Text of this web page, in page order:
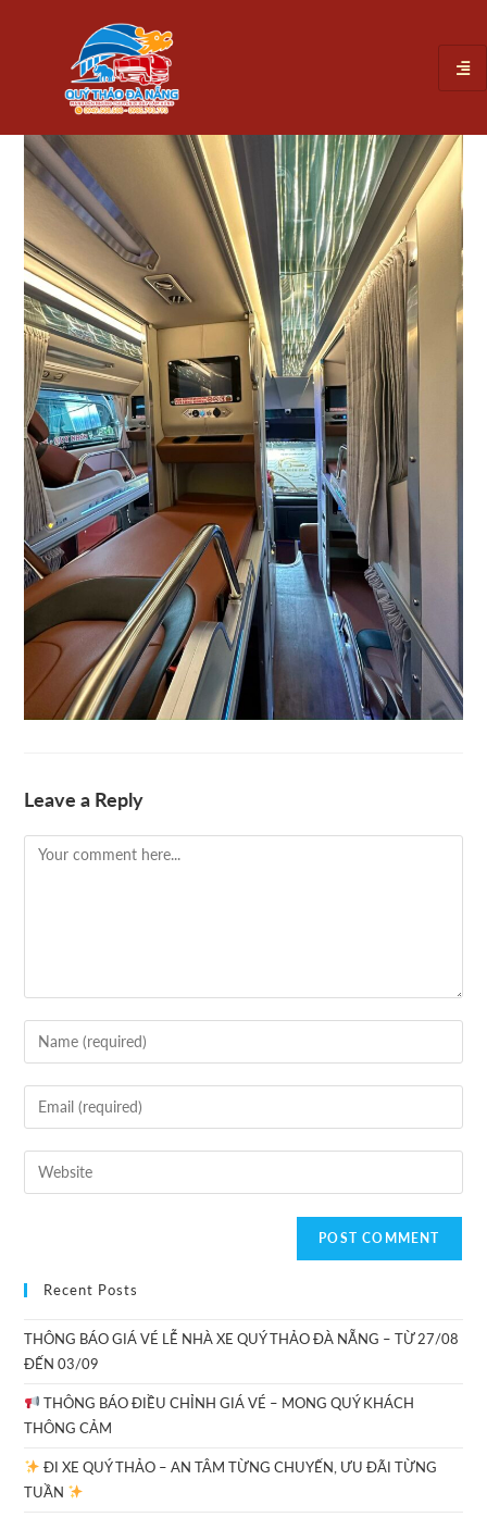
Leave a Reply
Recent Posts
THÔNG BÁO GIÁ VÉ LỄ NHÀ XE QUÝ THẢO ĐÀ NẴNG – TỪ 27/08
ĐẾN 03/09
THÔNG BÁO ĐIỀU CHỈNH GIÁ VÉ – MONG QUÝ KHÁCH
THÔNG CẢM
ĐI XE QUÝ THẢO – AN TÂM TỪNG CHUYẾN, ƯU ĐÃI TỪNG
TUẦN